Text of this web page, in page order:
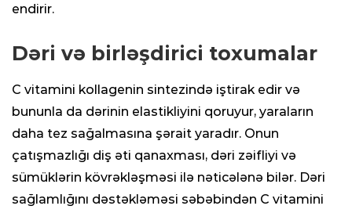
endirir.
Dəri və birləşdirici toxumalar
C vitamini kollagenin sintezində iştirak edir və
bununla da dərinin elastikliyini qoruyur, yaraların
daha tez sağalmasına şərait yaradır. Onun
çatışmazlığı diş əti qanaxması, dəri zəifliyi və
sümüklərin kövrəkləşməsi ilə nəticələnə bilər. Dəri
sağlamlığını dəstəkləməsi səbəbindən C vitamini